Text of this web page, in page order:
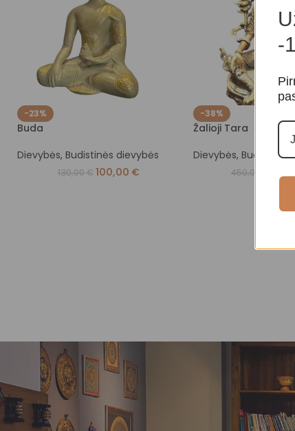
-23%
Buda
Dievybės, Budistinės dievybės
130,00€ 100,00 €
-38%
Žalioji Tara
Dievybės, Budistinės
450,00
-